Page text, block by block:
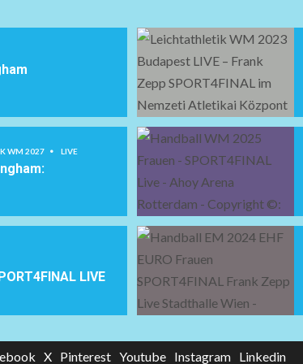
WM 2027 LIVE
LIVE
X Pinterest Youtube Instagram Linkedin